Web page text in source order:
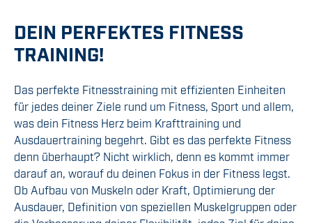
DEIN PERFEKTES FITNESS
TRAINING!
Das perfekte Fitnesstraining mit effizienten Einheiten
für jedes deiner Ziele rund um Fitness, Sport und allem,
was dein Fitness Herz beim Krafttraining und
Ausdauertraining begehrt. Gibt es das perfekte Fitness
denn überhaupt? Nicht wirklich, denn es kommt immer
darauf an, worauf du deinen Fokus in der Fitness legst.
Ob Aufbau von Muskeln oder Kraft, Optimierung der
Ausdauer, Definition von speziellen Muskelgruppen oder